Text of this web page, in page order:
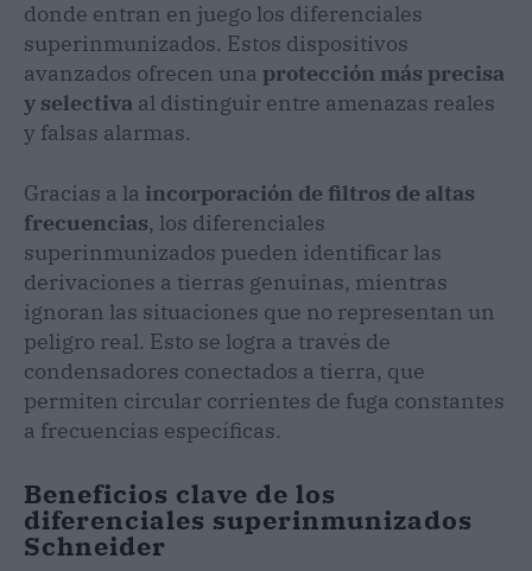
donde entran en juego los diferenciales
superinmunizados. Estos dispositivos
avanzados ofrecen una protección más precisa
y selectiva al distinguir entre amenazas reales
y falsas alarmas.
Gracias a la incorporación de filtros de altas
frecuencias, los diferenciales
superinmunizados pueden identificar las
derivaciones a tierras genuinas, mientras
ignoran las situaciones que no representan un
peligro real. Esto se logra a través de
condensadores conectados a tierra, que
permiten circular corrientes de fuga constantes
a frecuencias específicas.
Beneficios clave de los
diferenciales superinmunizados
Schneider